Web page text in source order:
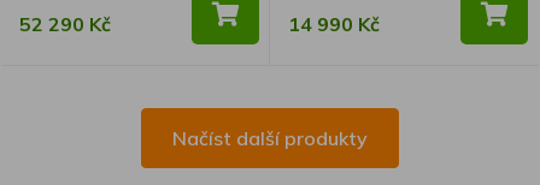
52 290 Kč 14 990 Kč
Načíst další produkty